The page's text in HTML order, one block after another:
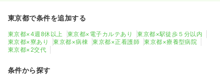
東京都で条件を追加する
東京都×4週8休以上 東京都×電子カルテあり
東京都×駅徒歩５分以内
東京都×寮あり
東京都×病棟 東京都×正看護師
東京都×療養型病院
東京都×2交代
条件から探す